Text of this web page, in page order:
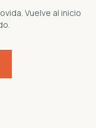
Vuelve al inicio